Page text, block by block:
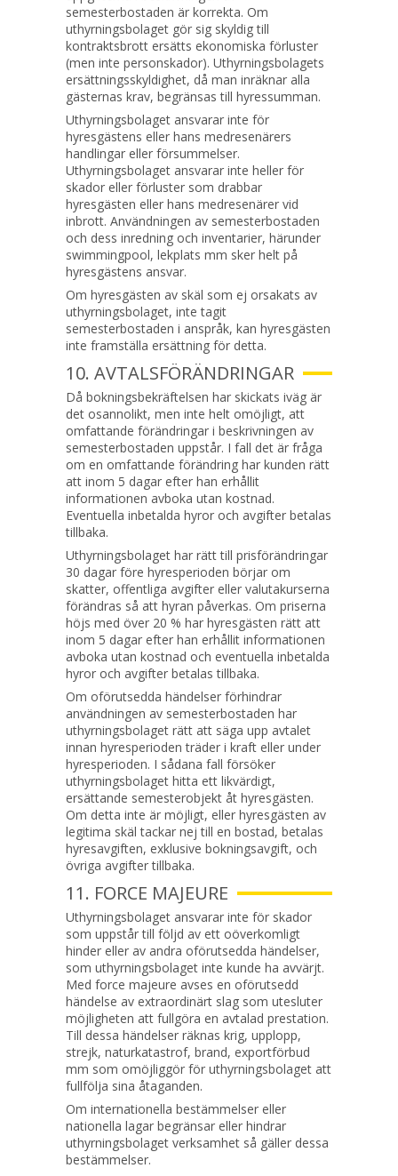
semesterbostaden är korrekta. Om
uthyrningsbolaget gör sig skyldig till
kontraktsbrott ersätts ekonomiska förluster
(men inte personskador). Uthyrningsbolagets
ersättningsskyldighet, då man inräknar alla
gästernas krav, begränsas till hyressumman.
Uthyrningsbolaget ansvarar inte för
hyresgästens eller hans medresenärers
handlingar eller försummelser.
Uthyrningsbolaget ansvarar inte heller för
skador eller förluster som drabbar
hyresgästen eller hans medresenärer vid
inbrott. Användningen av semesterbostaden
och dess inredning och inventarier, härunder
swimmingpool, lekplats mm sker helt på
hyresgästens ansvar.
Om hyresgästen av skäl som ej orsakats av
uthyrningsbolaget, inte tagit
semesterbostaden i anspråk, kan hyresgästen
inte framställa ersättning för detta.
10. AVTALSFÖRÄNDRINGAR
Då bokningsbekräftelsen har skickats iväg är
det osannolikt, men inte helt omöjligt, att
omfattande förändringar i beskrivningen av
semesterbostaden uppstår. I fall det är fråga
om en omfattande förändring har kunden rätt
att inom 5 dagar efter han erhållit
informationen avboka utan kostnad.
Eventuella inbetalda hyror och avgifter betalas
tillbaka.
Uthyrningsbolaget har rätt till prisförändringar
30 dagar före hyresperioden börjar om
skatter, offentliga avgifter eller valutakurserna
förändras så att hyran påverkas. Om priserna
höjs med över 20 % har hyresgästen rätt att
inom 5 dagar efter han erhållit informationen
avboka utan kostnad och eventuella inbetalda
hyror och avgifter betalas tillbaka.
Om oförutsedda händelser förhindrar
användningen av semesterbostaden har
uthyrningsbolaget rätt att säga upp avtalet
innan hyresperioden träder i kraft eller under
hyresperioden. I sådana fall försöker
uthyrningsbolaget hitta ett likvärdigt,
ersättande semesterobjekt åt hyresgästen.
Om detta inte är möjligt, eller hyresgästen av
legitima skäl tackar nej till en bostad, betalas
hyresavgiften, exklusive bokningsavgift, och
övriga avgifter tillbaka.
11. FORCE MAJEURE
Uthyrningsbolaget ansvarar inte för skador
som uppstår till följd av ett oöverkomligt
hinder eller av andra oförutsedda händelser,
som uthyrningsbolaget inte kunde ha avvärjt.
Med force majeure avses en oförutsedd
händelse av extraordinärt slag som utesluter
möjligheten att fullgöra en avtalad prestation.
Till dessa händelser räknas krig, upplopp,
strejk, naturkatastrof, brand, exportförbud
mm som omöjliggör för uthyrningsbolaget att
fullfölja sina åtaganden.
Om internationella bestämmelser eller
nationella lagar begränsar eller hindrar
uthyrningsbolaget verksamhet så gäller dessa
bestämmelser.